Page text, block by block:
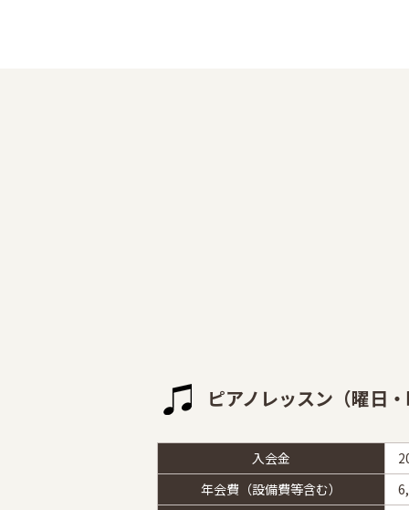
ピアノレッスン（曜日
入会金
年会費（設備費等含む）